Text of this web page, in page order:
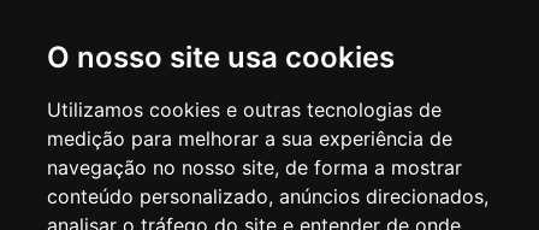
O nosso site usa cookies
Utilizamos cookies e outras tecnologias de
medição para melhorar a sua experiência de
navegação no nosso site, de forma a mostrar
conteúdo personalizado, anúncios direcionados,
analisar o tráfego do site e entender de onde
SECRETARIA DE EDUCAÇÃO